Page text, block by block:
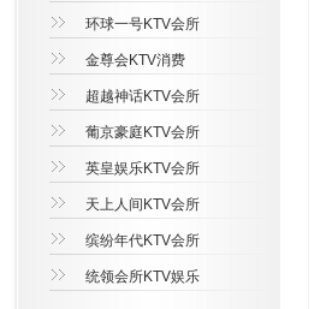
环球一号KTV会所
金尊会KTV消费
超越神话KTV会所
葡京豪庭KTV会所
英皇娱乐KTV会所
天上人间KTV会所
缤纷年代KTV会所
统领会所KTV娱乐